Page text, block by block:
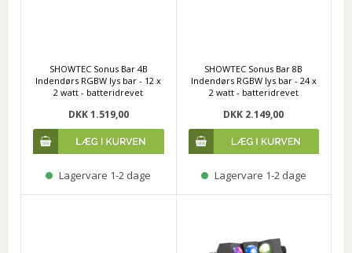
SHOWTEC Sonus Bar 4B
Indendørs RGBW lys bar - 12 x
2 watt - batteridrevet
DKK 1.519,00
Lagervare 1-2 dage
SHOWTEC Sonus Bar 8B
Indendørs RGBW lys bar - 24 x
2 watt - batteridrevet
DKK 2.149,00
Lagervare 1-2 dage